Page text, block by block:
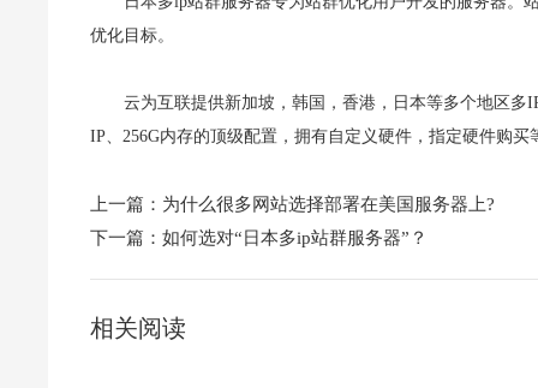
优化目标。
云为互联提供新加坡，韩国，香港，日本等多个地区多
IP、256G内存的顶级配置，拥有自定义硬件，指定硬件购
上一篇： 为什么很多网站选择部署在美国服务器上?
下一篇： 如何选对“日本多ip站群服务器”？
相关阅读